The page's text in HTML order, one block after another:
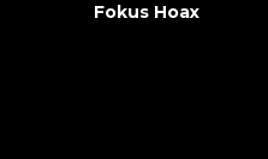
Fokus Hoax